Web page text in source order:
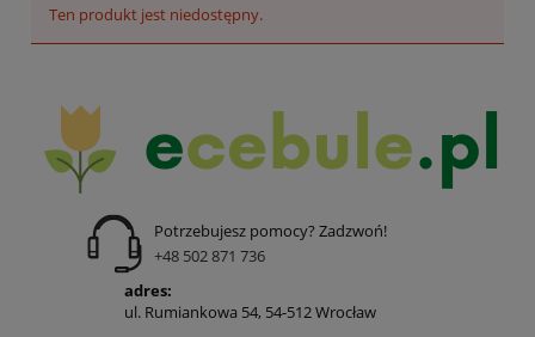
Ten produkt jest niedostępny.
Potrzebujesz pomocy? Zadzwoń!
+48 502 871 736
adres:
ul. Rumiankowa 54, 54-512 Wrocław